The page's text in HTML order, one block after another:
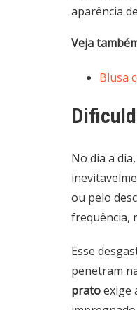
aparência
Veja
Blusa
No dia a
ou pelo
frequência,
Esse
penetram
pratoexige